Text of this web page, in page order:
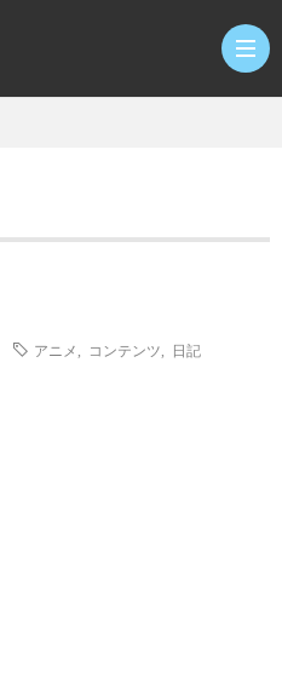
研
アニメ コンテンツ 日記